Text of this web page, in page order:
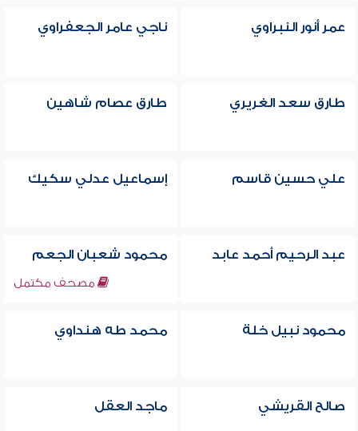
عمر أنور النبراوي ناجي عامر الجعفراوي
طارق سعد الغريري طارق عصام شاهين
علي حسين قاسم إسماعيل عدلي سكيك
عبد الرحيم أحمد عابد محمود شعبان الجعم
مصحف مكتمل
محمود نبيل خلة محمد طه هنداوي
صالح القريشي ماجد العقل